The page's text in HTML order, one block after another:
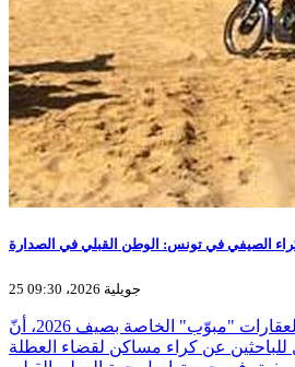
الصيفي في تونس: الوطن القبلي في الصدارة
25 جويلية 2026، 09:30
أظهرت بيانات منصّة العقارات "مبوّب" الخاصة بصيف 2026، أنّ
للباحثين عن كراء مساكن لقضاء العطلة